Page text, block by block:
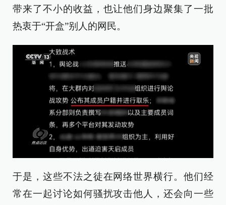
带来了不小的收益，也让他们身边聚集了一批
热衷于“开盒”别人的网民。
于是，这些不法之徒在网络世界横行。他们经
常在一起讨论如何骚扰攻击他人，还会向一些